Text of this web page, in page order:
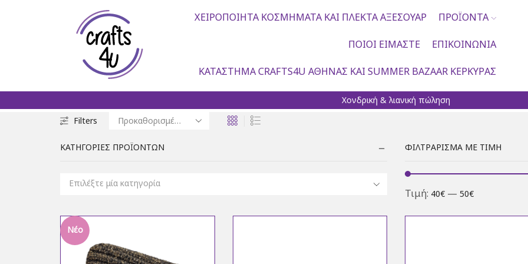
ΧΕΙΡΟΠΟΊΗΤΑ ΚΟΣΜΉΜΑΤΑ ΚΑΙ ΠΛΕΚΤΆ ΑΞΕΣΟΥΆΡ ΠΡΟΪΌΝΤΑ
ΠΟΙΟΙ ΕΊΜΑΣΤΕ ΕΠΙΚΟΙΝΩΝΊΑ
ΚΑΤΆΣΤΗΜΑ CRAFTS4U ΑΘΉΝΑΣ ΚΑΙ SUMMER BAZAAR ΚΈΡΚΥΡΑΣ
Χονδρική & λιανική πώληση
Filters
ΚΑΤΗΓΟΡΊΕΣ ΠΡΟΪΌΝΤΩΝ
Επιλέξτε μία κατηγορία
ΦΙΛΤΡΆΡΙΣΜΑ ΜΕ ΤΙΜΉ
Τιμή: 40€ — 50€
Νέο